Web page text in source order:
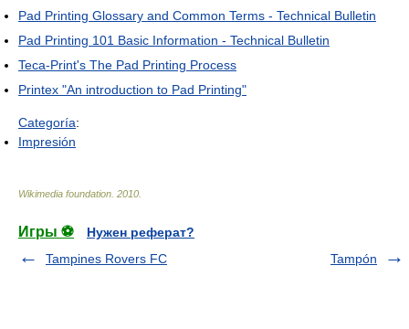
Pad Printing Glossary and Common Terms - Technical Bulletin
Pad Printing 101 Basic Information - Technical Bulletin
Teca-Print's The Pad Printing Process
Printex "An introduction to Pad Printing"
Categoría:
Impresión
Wikimedia foundation 2010
Игры ⚽
Нужен реферат?
Tampines Rovers FC
Tampón